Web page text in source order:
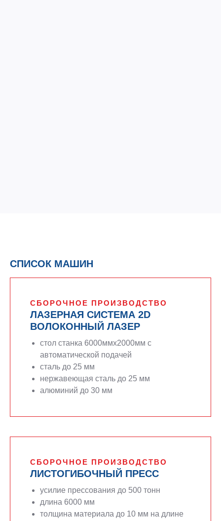
СПИСОК МАШИН
СБОРОЧНОЕ ПРОИЗВОДСТВО
ЛАЗЕРНАЯ СИСТЕМА 2D
ВОЛОКОННЫЙ ЛАЗЕР
стол станка 6000ммx2000мм с
автоматической подачей
сталь до 25 мм
нержавеющая сталь до 25 мм
алюминий до 30 мм
СБОРОЧНОЕ ПРОИЗВОДСТВО
ЛИСТОГИБОЧНЫЙ ПРЕСС
усилие прессования до 500 тонн
длина 6000 мм
толщина материала до 10 мм на длине